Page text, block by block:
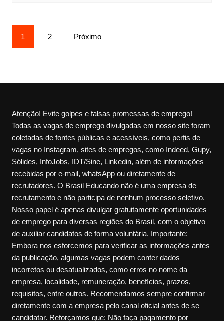
Paginação
de
1 2 Próximo
Atenção! Evite golpes e falsas promessas de emprego!
Todas as vagas de emprego divulgadas em nosso site foram
coletadas de fontes públicas e acessíveis, como perfis de
vagas no Instagram, sites de empregos, como Indeed, Gupy,
Sólides, InfoJobs, IDT/Sine, Linkedin, além de informações
recebidas por e-mail, whatsApp ou diretamente de
recrutadores. O Brasil Educando não é uma empresa de
recrutamento e não participa de nenhum processo seletivo.
Nosso papel é apenas divulgar gratuitamente oportunidades
de emprego para diversas regiões do Brasil, com o objetivo
de auxiliar candidatos de forma voluntária. Importante:
Embora nos esforcemos para verificar as informações antes
da publicação, algumas vagas podem conter dados
incorretos ou desatualizados, como erros no nome da
empresa, localidade, remuneração, benefícios, prazos,
requisitos, entre outros. Recomendamos sempre confirmar
diretamente com a empresa pelo canal oficial antes de se
candidatar. Reforçamos que: Não faça pagamento por